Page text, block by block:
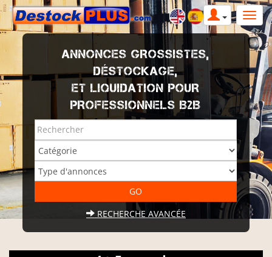
ANNONCES GROSSISTES,
DÉSTOCKAGE,
ET LIQUIDATION POUR
PROFESSIONNELS B2B
RECHERCHE AVANCÉE